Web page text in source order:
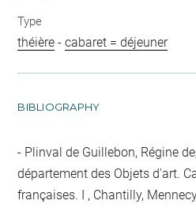
Type
théière -cabaret = déjeuner
BIBLIOGRAPHY
Plinval de Guillebon, Régine
département des Objets d'art.
françaises. I , Chantilly,